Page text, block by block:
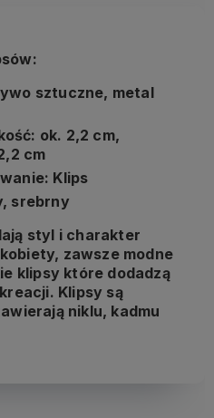
sztuczne, metal
ok. 2,2 cm,
cm
Klips
srebrny
styl i charakter
zawsze modne
klipsy które dodadzą
Klipsy są
niklu, kadmu